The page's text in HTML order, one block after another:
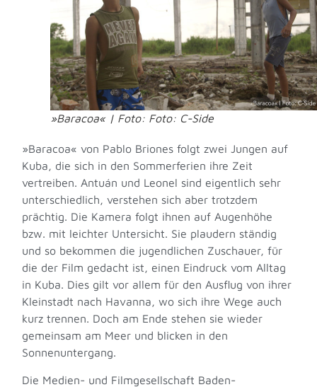
»Baracoa« | Foto: Foto: C-Side
»Baracoa« von Pablo Briones folgt zwei Jungen auf
Kuba, die sich in den Sommerferien ihre Zeit
vertreiben. Antuán und Leonel sind eigentlich sehr
unterschiedlich, verstehen sich aber trotzdem
prächtig. Die Kamera folgt ihnen auf Augenhöhe
bzw. mit leichter Untersicht. Sie plaudern ständig
und so bekommen die jugendlichen Zuschauer, für
die der Film gedacht ist, einen Eindruck vom Alltag
in Kuba. Dies gilt vor allem für den Ausflug von ihrer
Kleinstadt nach Havanna, wo sich ihre Wege auch
kurz trennen. Doch am Ende stehen sie wieder
gemeinsam am Meer und blicken in den
Sonnenuntergang.
Die Medien- und Filmgesellschaft Baden-